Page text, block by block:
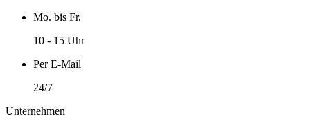
Mo. bis Fr.
10 - 15 Uhr
Per E-Mail
24/7
Unternehmen